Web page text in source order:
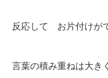
反応して お片付けが
言葉の積み重ねは大き